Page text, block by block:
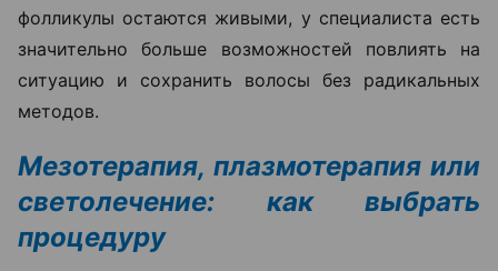
фолликулы остаются живыми, у специалиста есть
значительно больше возможностей повлиять на
ситуацию и сохранить волосы без радикальных
методов.
Мезотерапия, плазмотерапия или
светолечение: как выбрать
процедуру